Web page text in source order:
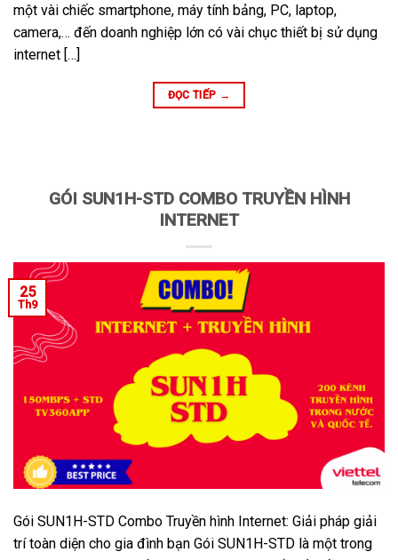
một vài chiếc smartphone, máy tính bảng, PC, laptop,
camera,… đến doanh nghiệp lớn có vài chục thiết bị sử dụng
internet […]
ĐỌC TIẾP →
GÓI SUN1H-STD COMBO TRUYỀN HÌNH
INTERNET
25
Th9
Gói SUN1H-STD Combo Truyền hình Internet: Giải pháp giải
trí toàn diện cho gia đình bạn Gói SUN1H-STD là một trong